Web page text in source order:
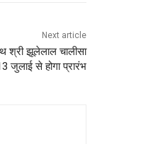
Next article
झूलेलाल चालीसा
जुलाई से होगा प्रारंभ